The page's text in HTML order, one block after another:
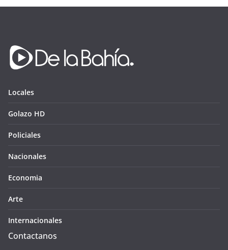
Locales
Golazo HD
Policiales
Nacionales
Economia
Arte
Internacionales
Contactanos